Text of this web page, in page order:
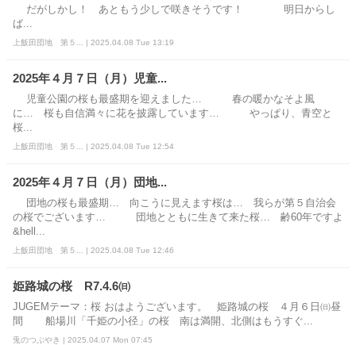
だがしかし！ あともう少しで咲きそうです！ 明日からし
ば...
上飯田団地 第５... | 2025.04.08 Tue 13:19
2025年４月７日（月）児童...
児童公園の桜も最盛期を迎えました… 春の暖かなそよ風
に… 桜も自信満々に花を披露しています… やっぱり、青空と
桜...
上飯田団地 第５... | 2025.04.08 Tue 12:54
2025年４月７日（月）団地...
団地の桜も最盛期… 向こうに見えます桜は… 我らが第５自治会
の桜でございます… 団地とともに生きて来た桜… 齢60年ですよ
&hell...
上飯田団地 第５... | 2025.04.08 Tue 12:46
姫路城の桜 R7.4.6㈰
JUGEMテーマ：桜 おはようございます。 姫路城の桜 ４月６日㈰昼
間 船場川「千姫の小径」の桜 南は満開、北側はもうすぐ...
兎のつぶやき | 2025.04.07 Mon 07:45